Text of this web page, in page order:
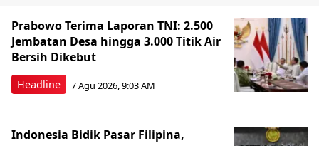
Headline
Prabowo Terima Laporan TNI: 2.500
Jembatan Desa hingga 3.000 Titik Air
Bersih Dikebut
7 Agu 2026, 9:03 AM
Indonesia Bidik Pasar Filipina,